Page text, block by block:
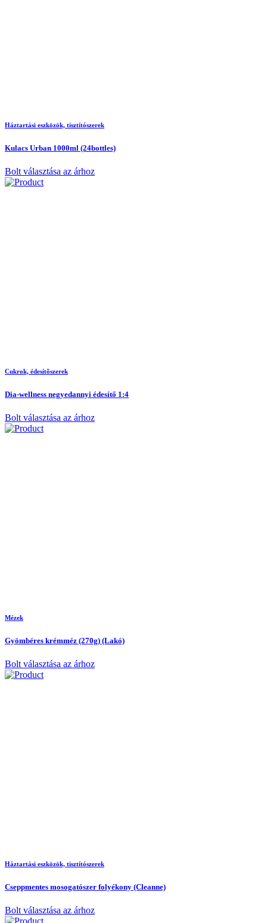
Háztartási eszközök, tisztítószerek
Kulacs Urban 1000ml (24bottles)
Bolt választása az árhoz
Cukrok, édesítõszerek
Dia-wellness negyedannyi édesítő 1:4
Bolt választása az árhoz
Mézek
Gyömbéres krémméz (270g) (Lakó)
Bolt választása az árhoz
Háztartási eszközök, tisztítószerek
Cseppmentes mosogatószer folyékony (Cleanne)
Bolt választása az árhoz